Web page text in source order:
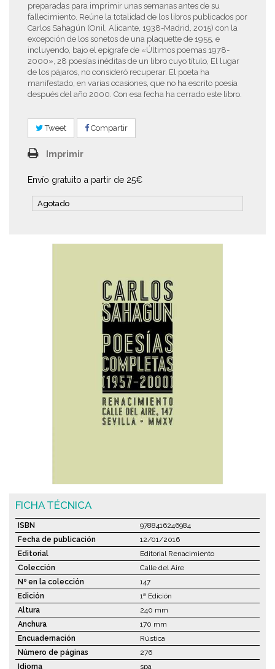
preparadas para imprimir unas semanas antes de su
fallecimiento. Reúne la totalidad de los libros publicados por
Carlos Sahagún (Onil, Alicante, 1938-Madrid, 2015) con la
excepción de los sonetos de una plaquette de 1955, e
incluyendo, bajo el epígrafe de «Últimos poemas 1978-
2000», 28 poesías inéditas de un libro cuyo título, El lugar
de los pájaros, no consideró recuperar. El poeta ha
manifestado, en varias ocasiones, que no ha escrito poesía
después del año 2000. Con esa fecha ha cerrado este libro.
Tweet Compartir
Imprimir
Envío gratuito a partir de 25€
Agotado
FICHA TÉCNICA
ISBN
9788416246984
Fecha de publicación
12/01/2016
Editorial
Editorial Renacimiento
Colección
Calle del Aire
Nº en la colección
147
Edición
1ª Edición
Altura
240 mm
Anchura
170 mm
Encuadernación
Rústica
Número de páginas
276
Idioma
spa